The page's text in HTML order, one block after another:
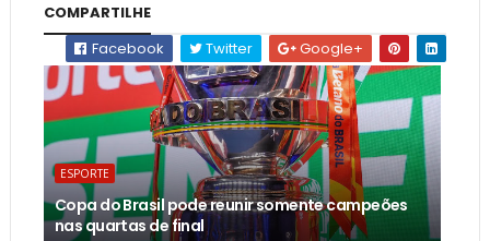
COMPARTILHE
Facebook
Twitter Google+
ESPORTE
Copa do Brasil pode reunir somente campeões
nas quartas de final